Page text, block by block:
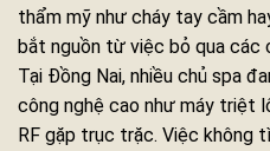
thẩm mỹ như cháy tay cầm
bắt nguồn từ việc bỏ qua các
Tại Đồng Nai, nhiều chủ spa
công nghệ cao như máy triệt
RF gặp trục trặc. Việc không